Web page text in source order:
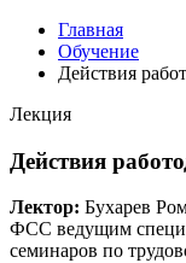
Главная
Обучение
Действия
Лекция
Действия
Лектор: Бухарев
ФСС ведущим
семинаров по